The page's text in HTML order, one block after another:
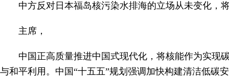
中方反对日本福岛核污染水排海的立场从未变化，
主席，
中国正高质量推进中国式现代化，将核能作为实现
与和平利用。中国“十五五”规划强调加快构建清洁低碳